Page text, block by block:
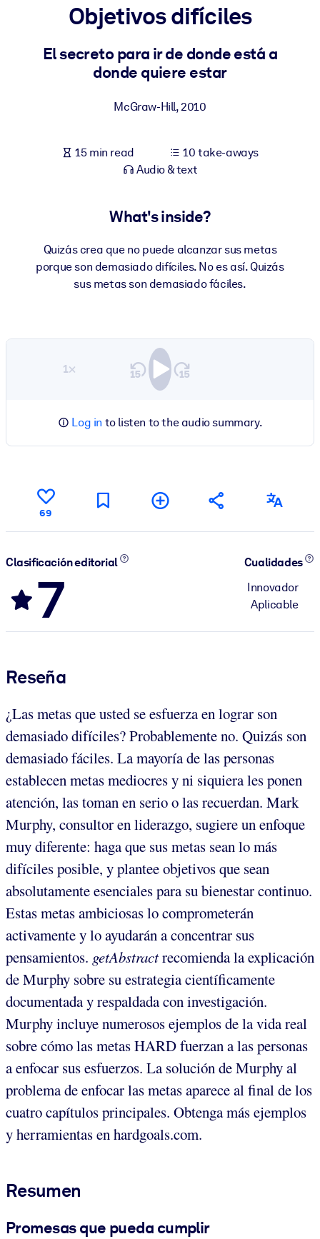
For LMS/LXP
Bring bite-sized, verified knowledge into your LMS/LXP for
For Corporate Libraries
knowledge.
Objetivos difíciles
El secreto para ir de donde está a
donde quiere estar
McGraw-Hill,2010
15 min read
10 take-aways
Audio & text
What's inside?
Quizás crea que no puede alcanzar sus metas
porque son demasiado difíciles. No es así. Quizás
sus metas son demasiado fáciles.
1×
Log in to listen to the audio summary.
69
Clasificación editorial
7
Cualidades
Innovador
Aplicable
Reseña
¿Las metas que usted se esfuerza en lograr son
demasiado difíciles? Probablemente no. Quizás son
demasiado fáciles. La mayoría de las personas
establecen metas mediocres y ni siquiera les ponen
atención, las toman en serio o las recuerdan. Mark
Murphy, consultor en liderazgo, sugiere un enfoque
muy diferente: haga que sus metas sean lo más
difíciles posible, y plantee objetivos que sean
absolutamente esenciales para su bienestar continuo.
Estas metas ambiciosas lo comprometerán
activamente y lo ayudarán a concentrar sus
pensamientos. getAbstractrecomienda la explicación
de Murphy sobre su estrategia científicamente
documentada y respaldada con investigación.
Murphy incluye numerosos ejemplos de la vida real
sobre cómo las metas HARD fuerzan a las personas
a enfocar sus esfuerzos. La solución de Murphy al
problema de enfocar las metas aparece al final de los
cuatro capítulos principales. Obtenga más ejemplos
y herramientas en hardgoals.com.
Resumen
Promesas que pueda cumplir